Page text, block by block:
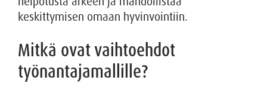
keskittymisen omaan hyvinvointiin.
Mitkä ovat vaihtoehdot
työnantajamallille?